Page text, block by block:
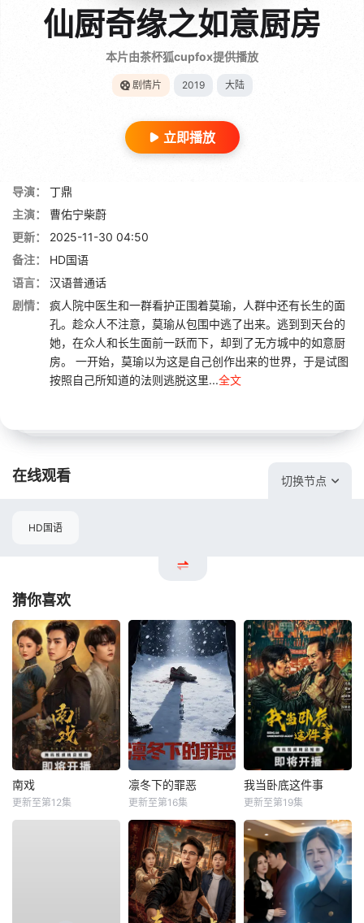
仙厨奇缘之如意厨房
本片由茶杯狐cupfox提供播放
剧情片 2019 大陆
立即播放
导演：
丁鼎
主演：
曹佑宁柴蔚
更新：
2025-11-30 04:50
备注：
HD国语
语言：
汉语普通话
剧情：
疯人院中医生和一群看护正围着莫瑜，人群中还有长生的面
孔。趁众人不注意，莫瑜从包围中逃了出来。逃到到天台的
她，在众人和长生面前一跃而下，却到了无方城中的如意厨
房。 一开始，莫瑜以为这是自己创作出来的世界，于是试图
按照自己所知道的法则逃脱这里...全文
在线观看 切换节点
HD国语
猜你喜欢
南戏
更新至第12集
凛冬下的罪恶
更新至第16集
我当卧底这件事
更新至第19集